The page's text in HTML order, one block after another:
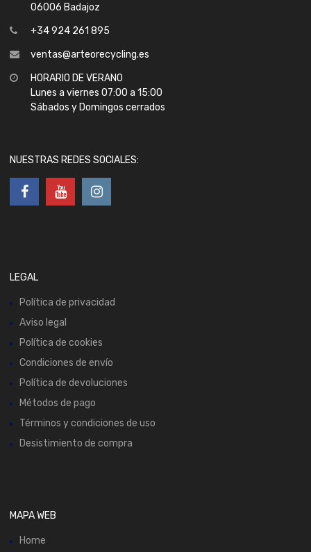
06006 Badajoz
+34 924 261 895
ventas@arteorecycling.es
HORARIO DE VERANO
Lunes a viernes 07:00 a 15:00
Sábados y Domingos cerrados
NUESTRAS REDES SOCIALES:
LEGAL
Política de privacidad
Aviso legal
Política de cookies
Condiciones de envío
Política de devoluciones
Métodos de pago
Términos y condiciones de uso
Desistimiento de compra
MAPA WEB
Home